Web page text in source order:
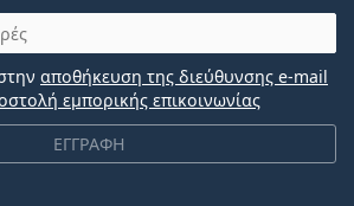
ΕΓΓΡΑΦΗ
αποθήκευση της διεύθυνσης e-mail
εμπορικής επικοινωνίας